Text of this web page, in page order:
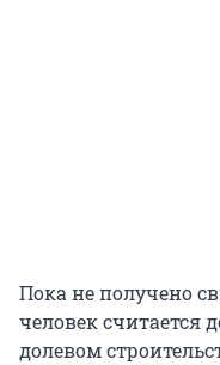
Пока не получено
человек считается
долевом